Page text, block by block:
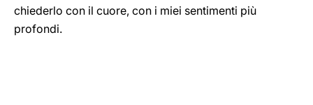
chiederlo con il cuore, con i miei sentimenti più
profondi.